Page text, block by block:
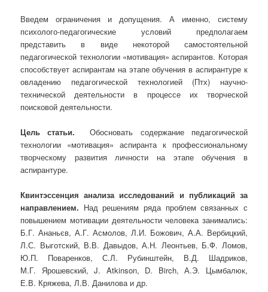
Введем ограничения и допущения. А именно, систему
психолого-педагогические условий предполагаем
представить в виде некоторой самостоятельной
педагогической технологии «мотивация» аспирантов. Которая
способствует аспирантам на этапе обучения в аспирантуре к
овладению педагогической технологией (Птх) научно-
технической деятельности в процессе их творческой
поисковой деятельности.
Цель статьи. Обосновать содержание педагогической
технологии «мотивация» аспиранта к профессиональному
творческому развития личности на этапе обучения в
аспирантуре.
Квинтэссенция анализа исследований и публикаций за
направлением. Над решениям ряда проблем связанных с
повышением мотивации деятельности человека занимались:
Б.Г. Ананьєв, А.Г. Асмолов, Л.И. Божович, А.А. Вербицкий,
Л.С. Выготский, В.В. Давыдов, А.Н. Леонтьев, Б.Ф. Ломов,
Ю.П. Поваренков, С.Л. Рубинштейн, В.Д. Шадриков,
М.Г. Ярошевский, J. Atkinson, D. Birch, А.Э. Цымбалюк,
Е.В. Кряжева, Л.В. Данилова и др.